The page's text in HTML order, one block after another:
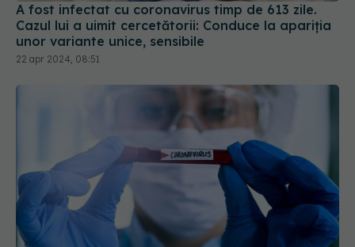
A fost infectat cu coronavirus timp de 613 zile.
Cazul lui a uimit cercetătorii: Conduce la apariția
unor variante unice, sensibile
22 apr 2024, 08:51